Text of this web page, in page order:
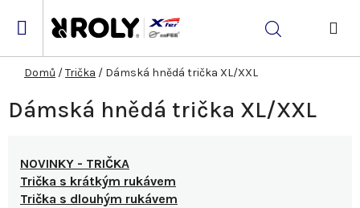
Hledat
Domů /Trička / Dámská hnědá trička XL/XXL
Dámská hnědá trička XL/XXL
NOVINKY - TRIČKA
Trička s krátkým rukávem
Trička s dlouhým rukávem